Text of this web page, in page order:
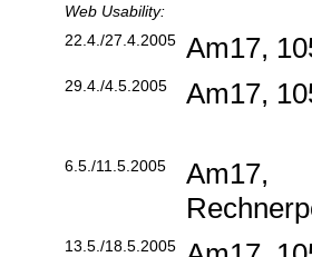
Web Usability:
22.4./27.4.2005 Am17,
29.4./4.5.2005 Am17,
6.5./11.5.2005
Am17,
13.5./18.5.2005